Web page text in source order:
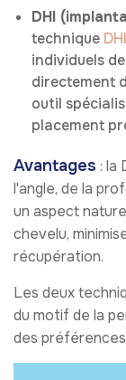
DHI
technique DHI
individuels
directement
outil
placement
Avantages : la
l'angle, de la
un aspect
chevelu,
récupération.
Les deux
du motif de la
des